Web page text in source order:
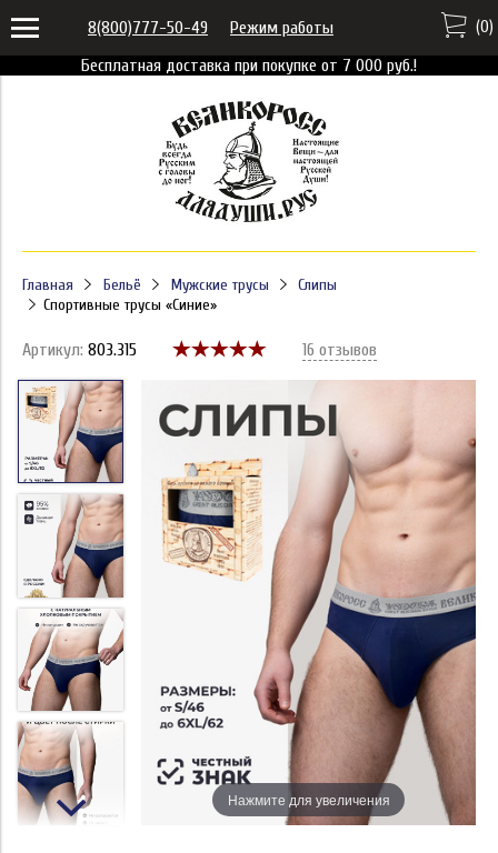
Бесплатная доставка при покупке от 7 000 руб.!
8(800)777-50-49 Режим работы (0)
Главная Бельё Мужские трусы
Слипы
Спортивные трусы «Синие»
Артикул: 803.315 16 отзывов
Нажмите для увеличения